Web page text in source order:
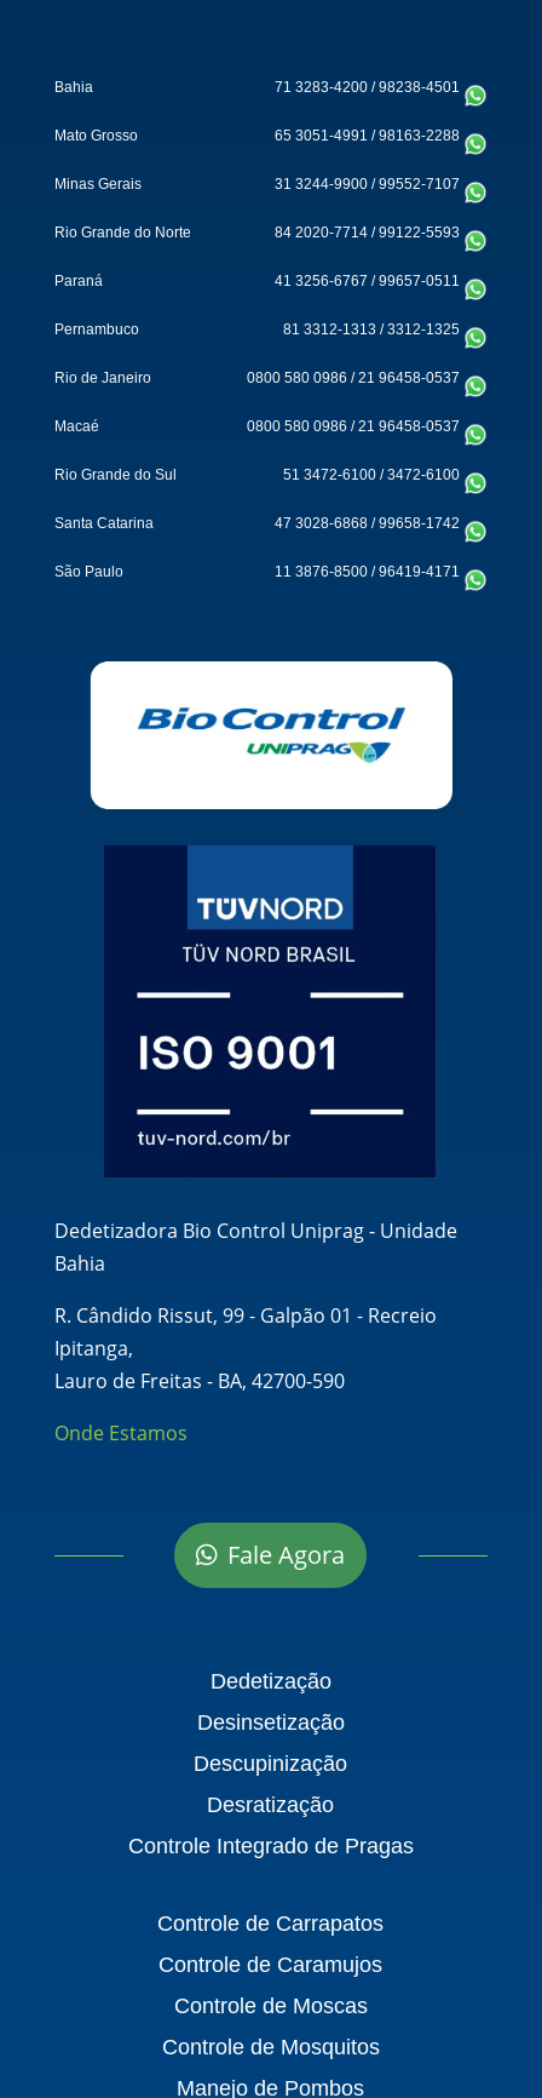
Bahia 71 3283-4200 /98238-4501
Mato Grosso 65 3051-4991 /98163-2288
Minas Gerais 31 3244-9900 /99552-7107
Rio Grande do Norte 84 2020-7714 /99122-5593
Paraná 41 3256-6767 /99657-0511
Pernambuco 81 3312-1313 /3312-1325
Rio de Janeiro 0800 580 0986 /21 96458-0537
Macaé 0800 580 0986 /21 96458-0537
Rio Grande do Sul 51 3472-6100 /3472-6100
Santa Catarina 47 3028-6868 /99658-1742
São Paulo 11 3876-8500 /96419-4171
Dedetizadora Bio Control Uniprag - Unidade
Bahia
R. Cândido Rissut, 99 - Galpão 01 - Recreio
Ipitanga,
Lauro de Freitas - BA, 42700-590
Onde Estamos
Fale Agora
Dedetização
Desinsetização
Descupinização
Desratização
Controle Integrado de Pragas
Controle de Carrapatos
Controle de Caramujos
Controle de Moscas
Controle de Mosquitos
Manejo de Pombos